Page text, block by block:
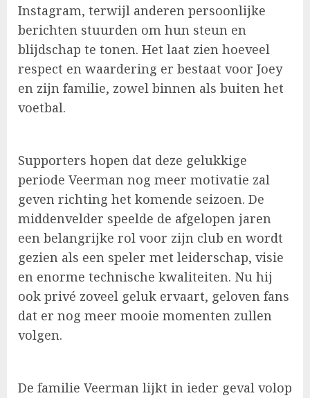
Instagram, terwijl anderen persoonlijke
berichten stuurden om hun steun en
blijdschap te tonen. Het laat zien hoeveel
respect en waardering er bestaat voor Joey
en zijn familie, zowel binnen als buiten het
voetbal.
Supporters hopen dat deze gelukkige
periode Veerman nog meer motivatie zal
geven richting het komende seizoen. De
middenvelder speelde de afgelopen jaren
een belangrijke rol voor zijn club en wordt
gezien als een speler met leiderschap, visie
en enorme technische kwaliteiten. Nu hij
ook privé zoveel geluk ervaart, geloven fans
dat er nog meer mooie momenten zullen
volgen.
De familie Veerman lijkt in ieder geval volop